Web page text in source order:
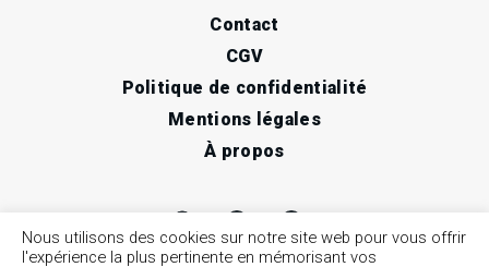
Contact
CGV
Politique de confidentialité
Mentions légales
À propos
Nous utilisons des cookies sur notre site web pour vous offrir
l'expérience la plus pertinente en mémorisant vos